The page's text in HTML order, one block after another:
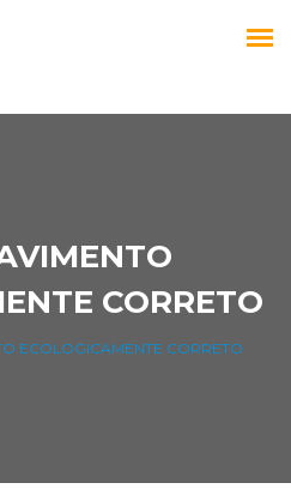
CORRETO
ECOLOGICAMENTE CORRETO